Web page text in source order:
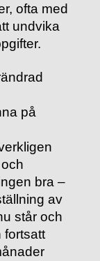
ofta med
undvika
på
bra –
av
står och
fortsatt